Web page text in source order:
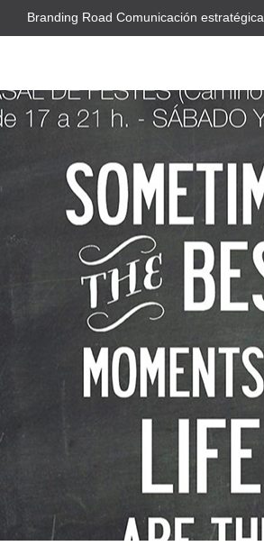
Branding Road Comunicación estratégica